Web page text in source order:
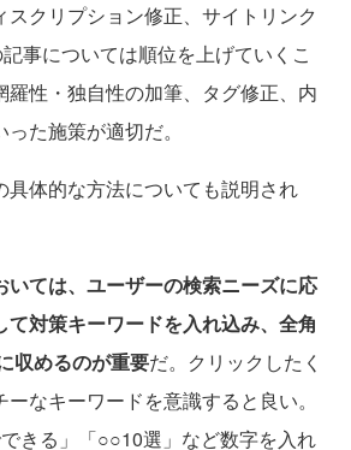
スクリプション修正、サイトリンク
事については順位を上げていくこ
羅性・独自性の加筆、タグ修正、内
た施策が適切だ。
体的な方法についても説明され
いては、ユーザーの検索ニーズに応
て対策キーワードを入れ込み、全角
収めるのが重要だ。クリックしたく
なキーワードを意識すると良い。
きる」「○○10選」など数字を入れ